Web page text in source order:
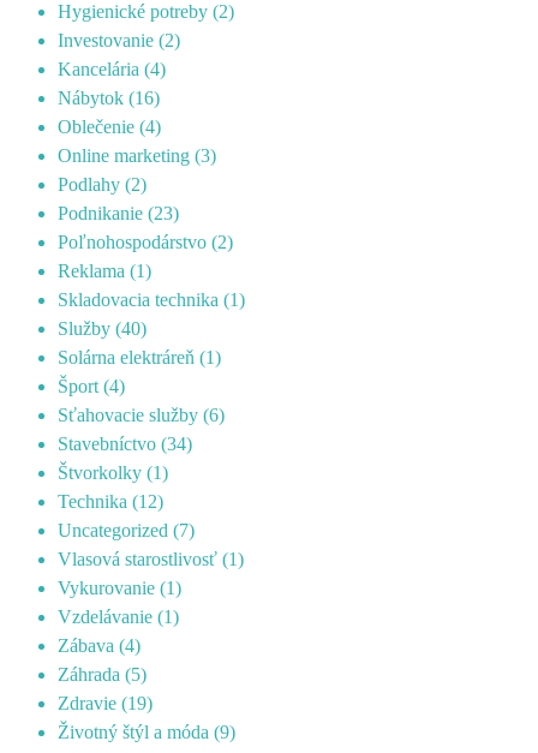
Hygienické potreby (2)
Investovanie (2)
Kancelária (4)
Nábytok (16)
Oblečenie (4)
Online marketing (3)
Podlahy (2)
Podnikanie (23)
Poľnohospodárstvo (2)
Reklama (1)
Skladovacia technika (1)
Služby (40)
Solárna elektráreň (1)
Šport (4)
Sťahovacie služby (6)
Stavebníctvo (34)
Štvorkolky (1)
Technika (12)
Uncategorized (7)
Vlasová starostlivosť (1)
Vykurovanie (1)
Vzdelávanie (1)
Zábava (4)
Záhrada (5)
Zdravie (19)
Životný štýl a móda (9)